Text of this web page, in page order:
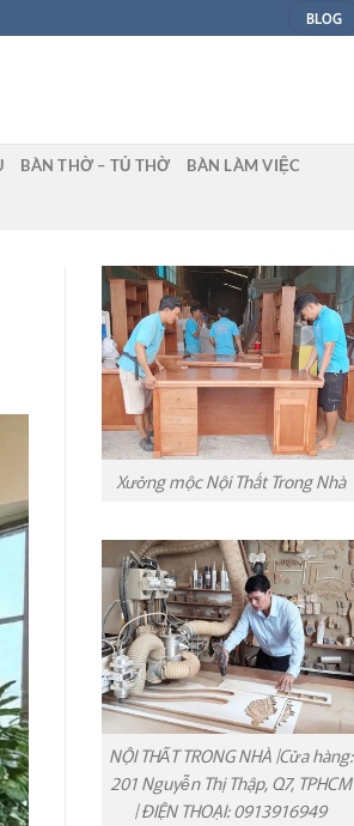
BLOG
BÀN THỜ – TỦ THỜ BÀN LÀM VIỆC
Xưởng mộc Nội Thất Trong Nhà
NỘI THẤT TRONG NHÀ |Cửa hàng:
201 Nguyễn Thị Thập, Q7, TPHCM
| ĐIỆN THOẠI: 0913916949